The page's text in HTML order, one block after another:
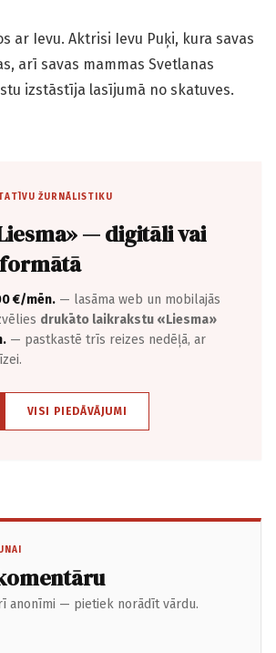
ar Ievu. Aktrisi Ievu Puķi, kura savas
arī savas mammas Svetlanas
izstāstīja lasījumā no skatuves.
ŽURNĀLISTIKU
— digitāli vai
€/mēn. — lasāma web un mobilajās
drukāto laikrakstu «Liesma»
— pastkastē trīs reizes nedēļā, ar
VISI PIEDĀVĀJUMI
anonīmi — pietiek norādīt vārdu.